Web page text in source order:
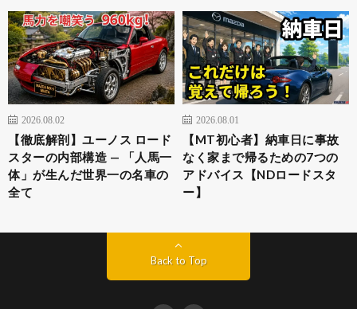
2026.08.02
【徹底解剖】ユーノス ロード
スターの内部構造 — 「人馬一
体」が生んだ世界一の名車の
全て
2026.08.01
【MT初心者】納車日に事故
なく家まで帰るための7つの
アドバイス【NDロードスタ
ー】
Back to Top